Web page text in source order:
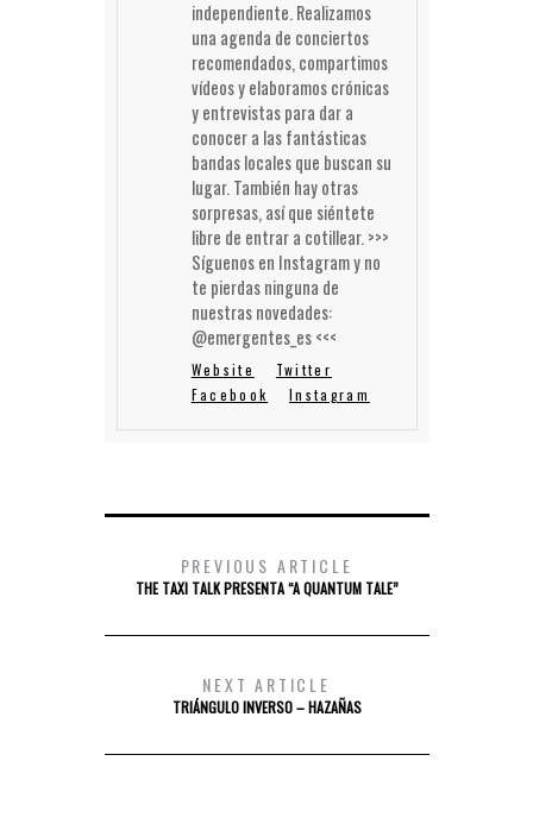
independiente. Realizamos
una agenda de conciertos
recomendados, compartimos
vídeos y elaboramos crónicas
y entrevistas para dar a
conocer a las fantásticas
bandas locales que buscan su
lugar. También hay otras
sorpresas, así que siéntete
libre de entrar a cotillear. >>>
Síguenos en Instagram y no
te pierdas ninguna de
nuestras novedades:
@emergentes_es <<<
Website
Twitter
Facebook
Instagram
PREVIOUS ARTICLE
THE TAXI TALK PRESENTA “A QUANTUM TALE”
NEXT ARTICLE
TRIÁNGULO INVERSO – HAZAÑAS